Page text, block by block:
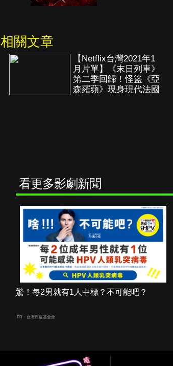
相關文章
【Netflix台灣2021年1
月片單】《末日列車》
第二季回歸！怪盜《亞
森羅蘋》現身現代法國
看更多影劇新聞
驚！每2男就有1人中標？不可能吧？
PR・台灣癌症基金會